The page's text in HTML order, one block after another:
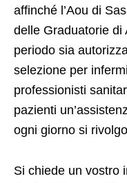
affinché l’Aou di
delle Graduatorie di
periodo sia
selezione per
professionisti
pazienti
ogni giorno si
Si chiede un vostro